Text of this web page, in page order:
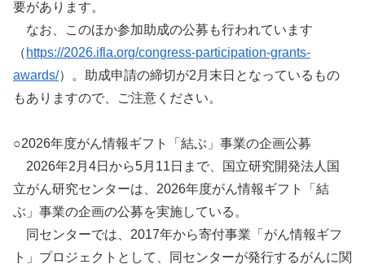
要があります。
なお、このほか参加助成の公募も行われています
（ https://2026.ifla.org/congress-participation-grants-
awards/）。助成申請の締切が2月末日となっているもの
もありますので、ご注意ください。
○2026年度がん情報ギフト「結ぶ」事業の企画公募
2026年2月4日から5月11日まで、国立研究開発法人国
立がん研究センターは、2026年度がん情報ギフト「結
ぶ」事業の企画の公募を実施している。
同センターでは、2017年から寄付事業「がん情報ギフ
ト」プロジェクトとして、同センターが発行するがんに関